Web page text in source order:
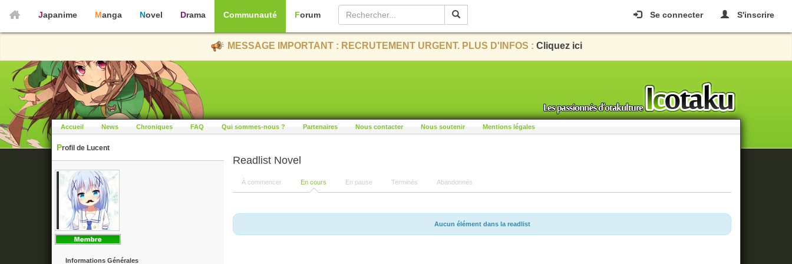
Se connecter S'inscrire
Japanime Manga Novel Drama Communauté Forum
MESSAGE IMPORTANT : RECRUTEMENT URGENT. PLUS D'INFOS : Cliquez ici
Accueil News Chroniques FAQ Qui sommes-nous ? Partenaires Nous contacter Nous soutenir Mentions légales
Profil de Lucent
Informations Générales
Readlist Novel
À commencer En cours En pause Terminés Abandonnés
Aucun élément dans la readlist